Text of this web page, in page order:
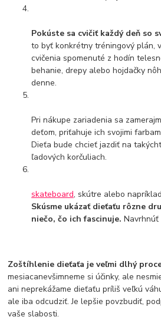
Pokúste sa cvičiť každý deň so
to byť konkrétny tréningový plán,
cvičenia spomenuté z hodín
behanie, drepy alebo hojdačky
denne.
Pri nákupe zariadenia sa
deťom, priťahuje ich svojimi
Dieťa bude chcieť jazdiť na
ľadových korčuliach.
skateboard, skútre alebo
Skúsme ukázať dieťaťu rôzne
niečo, čo ich fascinuje.Navrhnúť
Zoštíhlenie dieťaťa je veľmi dlhý
mesiacanevšimneme si účinky, ale
ani neprekážame dieťaťu príliš veľkú
ale iba odcudziť. Je lepšie povzbudiť,
vaše slabosti.